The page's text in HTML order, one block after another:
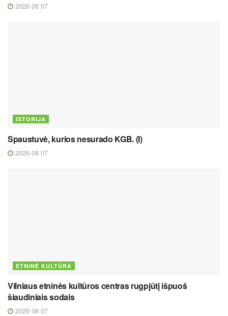
2026 08 07
ISTORIJA
Spaustuvė, kurios nesurado KGB. (I)
2026 08 07
ETNINĖ KULTŪRA
Vilniaus etninės kultūros centras rugpjūtį išpuoš
šiaudiniais sodais
2026 08 07